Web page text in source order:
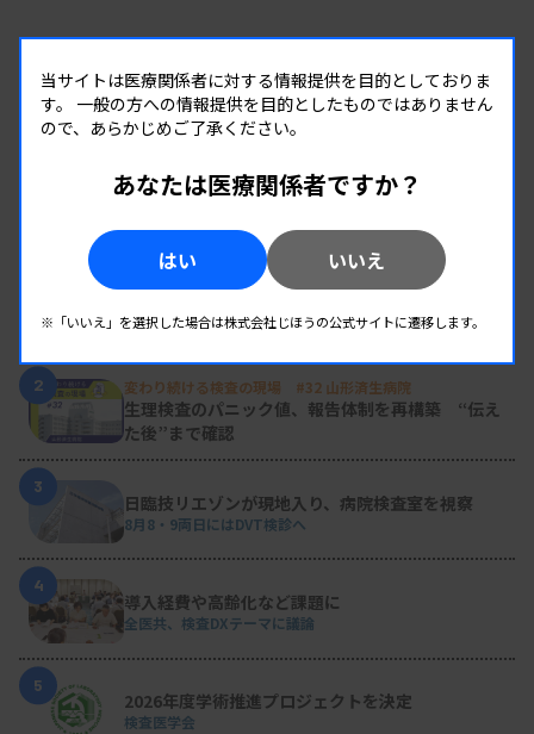
RANKING
人気の記事
チーム医療の中で信頼される技師
2 変わり続ける検査の現場 #32 山形済生病院
生理検査のパニック値、報告体制を再構築 “伝え
た後”まで確認
3
日臨技リエゾンが現地入り、病院検査室を視察
8月8・9両日にはDVT検診へ
4
導入経費や高齢化など課題に
全医共、検査DXテーマに議論
5
2026年度学術推進プロジェクトを決定
検査医学会
当サイトは医療関係者に対する情報提供を目的としておりま
す。 一般の方への情報提供を目的としたものではありません
ので、あらかじめご了承ください。
あなたは医療関係者ですか？
はい いいえ
※「いいえ」を選択した場合は株式会社じほうの公式サイトに遷移します。